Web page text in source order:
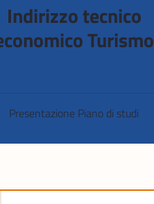
Indirizzo tecnico
Turismo
Presentazione Piano di studi